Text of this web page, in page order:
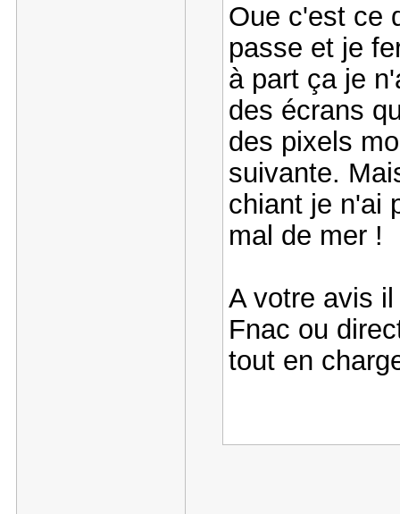
Oue c'est ce
passe et je
à part ça je
des écrans
des pixels
suivante.
chiant je n'ai
mal de mer !
A votre avis
Fnac ou
tout en